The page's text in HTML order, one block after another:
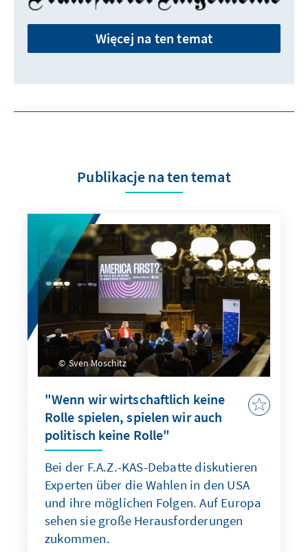
Więcej na ten temat
Publikacje na ten temat
Sven Moschitz
"Wenn wir wirtschaftlich keine
Rolle spielen, spielen wir auch
politisch keine Rolle"
Bei der F.A.Z.-KAS-Debatte diskutieren
Experten über die Wahlen in den USA
und ihre möglichen Folgen. Auf Europa
sehen sie große Herausforderungen
zukommen.